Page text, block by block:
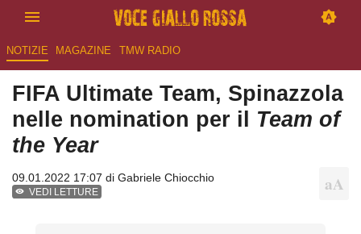
NOTIZIE MAGAZINE TMW RADIO
FIFA Ultimate Team, Spinazzola
nelle nomination per il Team of
the Year
09.01.2022 17:07 di Gabriele Chiocchio
VEDI LETTURE